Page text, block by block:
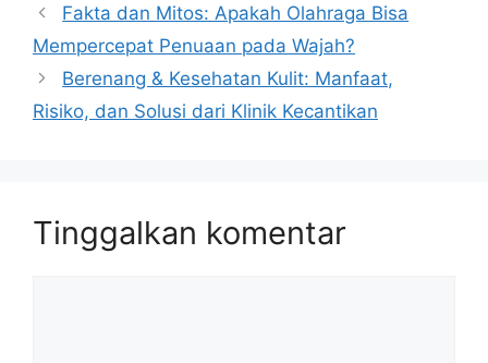
Fakta dan Mitos: Apakah Olahraga Bisa
Mempercepat Penuaan pada Wajah?
Berenang & Kesehatan Kulit: Manfaat,
Risiko, dan Solusi dari Klinik Kecantikan
Tinggalkan komentar